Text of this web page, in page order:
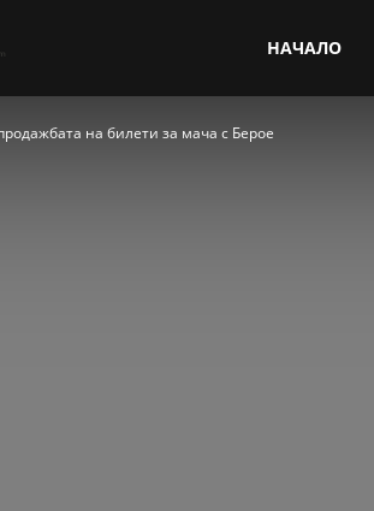
НАЧАЛО
на билети за мача с Берое